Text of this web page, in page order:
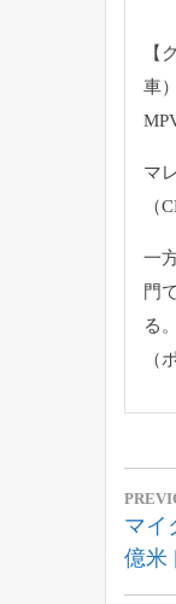
【
車
マ
（
一
門
る。
（
投
稿
Post:
マイ
億米